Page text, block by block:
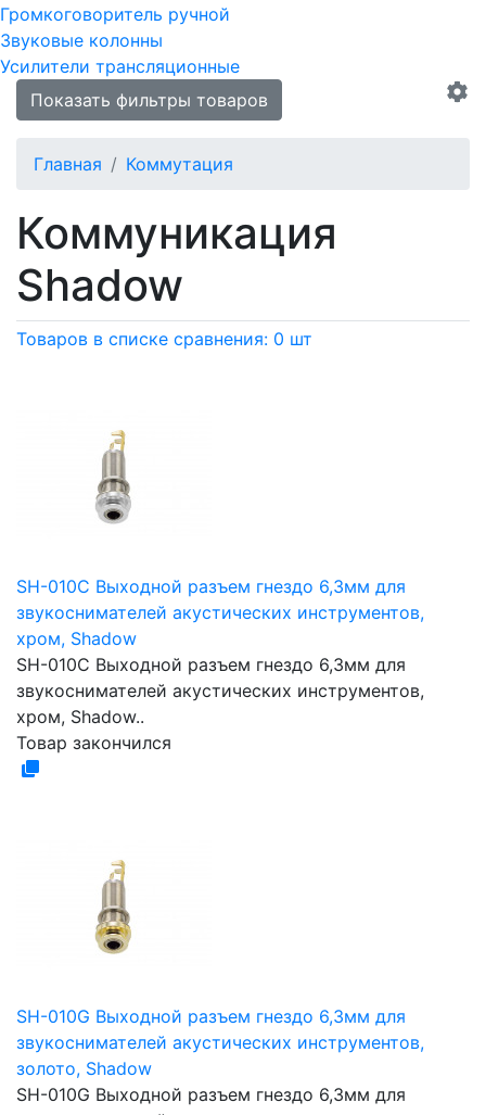
Громкоговоритель ручной
Звуковые колонны
Усилители трансляционные
Показать фильтры товаров
Главная Коммутация
Коммуникация
Shadow
Товаров в списке сравнения: 0 шт
SH-010C Выходной разъем гнездо 6,3мм для
звукоснимателей акустических инструментов,
хром, Shadow
SH-010C Выходной разъем гнездо 6,3мм для
звукоснимателей акустических инструментов,
хром, Shadow..
Товар закончился
SH-010G Выходной разъем гнездо 6,3мм для
звукоснимателей акустических инструментов,
золото, Shadow
SH-010G Выходной разъем гнездо 6,3мм для